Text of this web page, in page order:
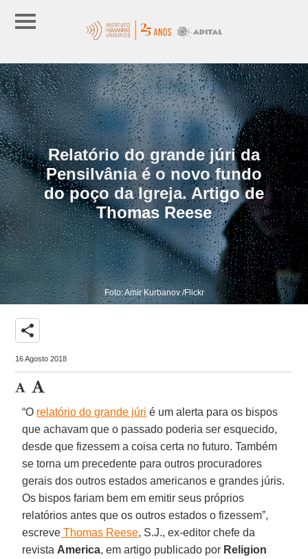
Relatório do grande júri da
Pensilvânia é o novo fundo
do poço da Igreja. Artigo de
Thomas Reese
Foto: Amir Kurbanov /Flickr
share
16 Agosto 2018
“O relatório do grande júri é um alerta para os bispos
que achavam que o passado poderia ser esquecido,
desde que fizessem a coisa certa no futuro. Também
se torna um precedente para outros procuradores
gerais dos outros estados americanos e grandes júris.
Os bispos fariam bem em emitir seus próprios
relatórios antes que os outros estados o fizessem”,
escreve Thomas Reese, S.J., ex-editor chefe da
revista America, em artigo publicado por Religion